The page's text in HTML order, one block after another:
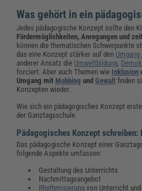
Was gehört in ein
Jedes pädagogische Konzept sollte den
Fördermöglichkeiten, Anregungen und
können die thematischen Schwerpunkte
das eine Konzept stärker auf den
anderer Ansatz die Umweltbildung
forciert. Aber auch Themen wie Inklusion
Umgang mit Mobbing undGewalt finden
Konzepten wieder.
Wie sich ein pädagogisches Konzept
der Ganztagsschule.
Pädagogisches Konzept schreiben:
Das pädagogische Konzept einer
folgende Aspekte umfassen:
Gestaltung des Unterrichts
Nachmittagsangebot
Rhythmisierung von Unterricht